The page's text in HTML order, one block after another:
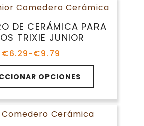
€15.69
DE CERÁMICA PARA
TRIXIE JUNIOR
€6.29-€9.79
Rango
de
precios:
desde
€6.29
hasta
€9.79
OPCIONES